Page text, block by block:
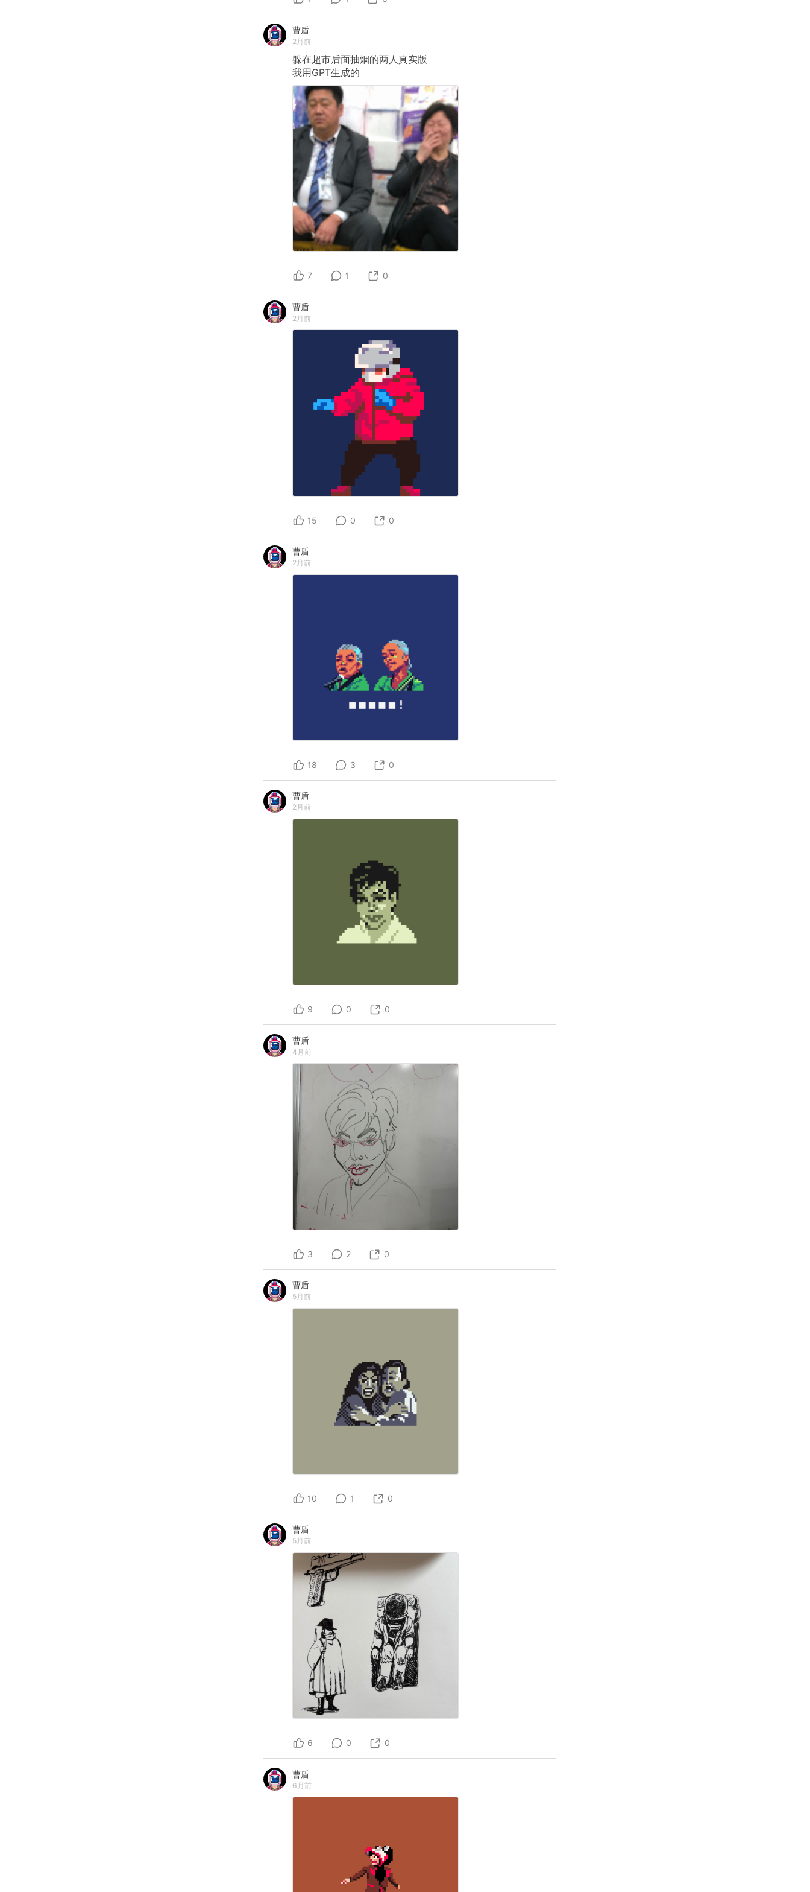
曹盾
2月前
躲在超市后面抽烟的两人真实版
我用GPT生成的
7 1 0
曹盾
2月前
15 0 0
曹盾
2月前
18 3 0
曹盾
2月前
9 0 0
曹盾
4月前
3 2 0
曹盾
5月前
10 1 0
曹盾
5月前
6 0 0
曹盾
6月前